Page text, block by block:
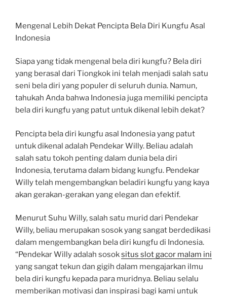
Mengenal Lebih Dekat Pencipta Bela Diri Kungfu Asal
Indonesia
Siapa yang tidak mengenal bela diri kungfu? Bela diri
yang berasal dari Tiongkok ini telah menjadi salah satu
seni bela diri yang populer di seluruh dunia. Namun,
tahukah Anda bahwa Indonesia juga memiliki pencipta
bela diri kungfu yang patut untuk dikenal lebih dekat?
Pencipta bela diri kungfu asal Indonesia yang patut
untuk dikenal adalah Pendekar Willy. Beliau adalah
salah satu tokoh penting dalam dunia bela diri
Indonesia, terutama dalam bidang kungfu. Pendekar
Willy telah mengembangkan beladiri kungfu yang kaya
akan gerakan-gerakan yang elegan dan efektif.
Menurut Suhu Willy, salah satu murid dari Pendekar
Willy, beliau merupakan sosok yang sangat berdedikasi
dalam mengembangkan bela diri kungfu di Indonesia.
“Pendekar Willy adalah sosoksitus slot gacor malam ini
yang sangat tekun dan gigih dalam mengajarkan ilmu
bela diri kungfu kepada para muridnya. Beliau selalu
memberikan motivasi dan inspirasi bagi kami untuk